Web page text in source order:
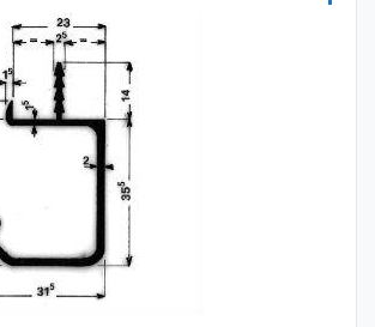
mobili - Art 3839
per mobili sono realizzate
e vendute nel formato a barre.
è di 300 kg.